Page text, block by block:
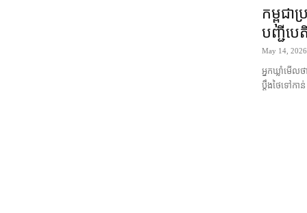
កម្ពុជា​
បញ្ជី​បេ
May 14, 2026
អ្នកឃ្លាំមើល​
ប្ដឹង​ថៃ​ទៅកា